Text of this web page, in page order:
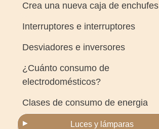
Crea una nueva caja de enchufes
Interruptores e interruptores
Desviadores e inversores
¿Cuánto consumo de
electrodomésticos?
Clases de consumo de energia
Luces y lámparas